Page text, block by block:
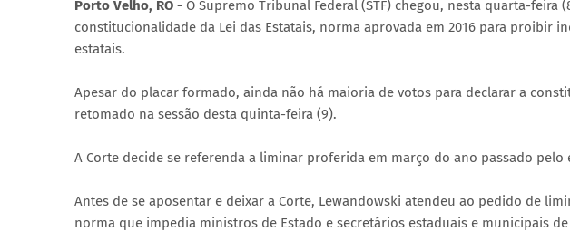
Porto Velho, RO - O Supremo Tribunal Federal (STF) chegou, nesta quarta-feira
constitucionalidade da Lei das Estatais, norma aprovada em 2016 para proibir
estatais.
Apesar do placar formado, ainda não há maioria de votos para declarar a
retomado na sessão desta quinta-feira (9).
A Corte decide se referenda a liminar proferida em março do ano passado pelo
Antes de se aposentar e deixar a Corte, Lewandowski atendeu ao pedido de
norma que impedia ministros de Estado e secretários estaduais e municipais